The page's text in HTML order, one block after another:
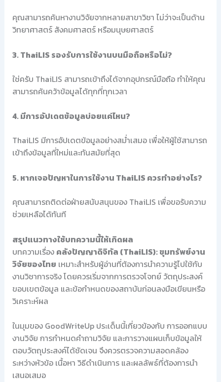
คุณสามารถค้นหางานวิจัยจากหลายสาขาวิชา ไม่ว่าจะเป็นด้าน
วิทยาศาสตร์ สังคมศาสตร์ หรือมนุษยศาสตร์
3. ThaiLIS รองรับการใช้งานบนมือถือหรือไม่?
ใช่ครับ ThaiLIS สามารถเข้าถึงได้จากอุปกรณ์มือถือ ทำให้คุณ
สามารถค้นคว้าข้อมูลได้ทุกที่ทุกเวลา
4. มีการอัปเดตข้อมูลบ่อยแค่ไหน?
ThaiLIS มีการอัปเดตข้อมูลอย่างสม่ำเสมอ เพื่อให้ผู้ใช้สามารถ
เข้าถึงข้อมูลที่ใหม่และทันสมัยที่สุด
5. หากเจอปัญหาในการใช้งาน ThaiLIS ควรทำอย่างไร?
คุณสามารถติดต่อฝ่ายสนับสนุนของ ThaiLIS เพื่อขอรับความ
ช่วยเหลือได้ทันที
สรุปแนวทางใช้บทความนี้ให้เกิดผล
บทความเรื่อง คลังปัญญาดิจิทัล (ThaiLIS): ขุมทรัพย์งาน
วิจัยของไทย เหมาะสำหรับผู้อ่านที่ต้องการนำความรู้ไปใช้กับ
งานวิชาการจริง โดยควรเริ่มจากการตรวจโจทย์ วัตถุประสงค์
ขอบเขตข้อมูล และข้อกำหนดของสถาบันก่อนลงมือเขียนหรือ
วิเคราะห์ผล
ในมุมของ GoodWriteUp ประเด็นนี้เกี่ยวข้องกับ การออกแบบ
งานวิจัย การกำหนดคำถามวิจัย และการวางแผนเก็บข้อมูลให้
ตอบวัตถุประสงค์ได้ชัดเจน จึงควรตรวจความสอดคล้อง
ระหว่างหัวข้อ เนื้อหา วิธีดำเนินการ และผลลัพธ์ที่ต้องการนำ
เสนอเสมอ